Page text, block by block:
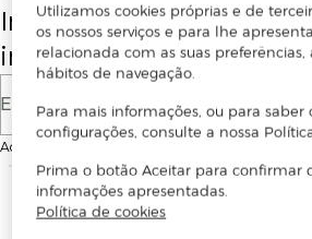
Insira o seu email para
iniciar sessão.
E-mail
Ao continuar, aceitas as
Utilizamos cookies próprias e de
os nossos serviços e para lhe
relacionada com as suas preferências,
hábitos de navegação.
Para mais informações, ou para saber
configurações, consulte a nossa
Prima o botão Aceitar para confirmar
informações apresentadas.
Política de cookies